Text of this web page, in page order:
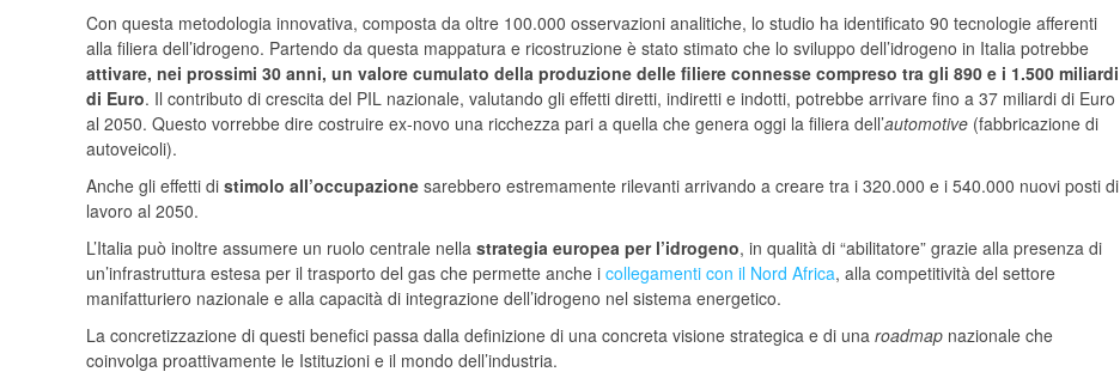
Con questa metodologia innovativa, composta da oltre 100.000 osservazioni analitiche, lo studio ha identificato 90 tecnologie afferenti
alla filiera dell’idrogeno. Partendo da questa mappatura e ricostruzione è stato stimato che lo sviluppo dell’idrogeno in Italia potrebbe
attivare, nei prossimi 30 anni, un valore cumulato della produzione delle filiere connesse compreso tra gli 890 e i 1.500 miliardi
di Euro. Il contributo di crescita del PIL nazionale, valutando gli effetti diretti, indiretti e indotti, potrebbe arrivare fino a 37 miliardi di Euro
al 2050. Questo vorrebbe dire costruire ex-novo una ricchezza pari a quella che genera oggi la filiera dell’automotive (fabbricazione di
autoveicoli).
Anche gli effetti di stimolo all’occupazione sarebbero estremamente rilevanti arrivando a creare tra i 320.000 e i 540.000 nuovi posti di
lavoro al 2050.
L’Italia può inoltre assumere un ruolo centrale nella strategia europea per l’idrogeno, in qualità di “abilitatore” grazie alla presenza di
un’infrastruttura estesa per il trasporto del gas che permette anche i collegamenti con il Nord Africa, alla competitività del settore
manifatturiero nazionale e alla capacità di integrazione dell’idrogeno nel sistema energetico.
La concretizzazione di questi benefici passa dalla definizione di una concreta visione strategica e di una roadmap nazionale che
coinvolga proattivamente le Istituzioni e il mondo dell’industria.